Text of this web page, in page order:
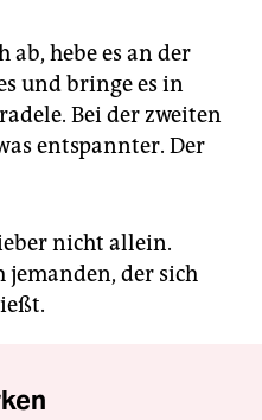
ab, hebe es an der
und bringe es in
Bei der zweiten
entspannter. Der
nicht allein.
jemanden, der sich